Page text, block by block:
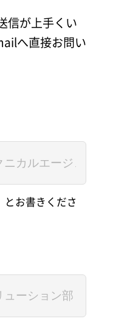
信が上手くい
へ直接お問い
お書きくださ